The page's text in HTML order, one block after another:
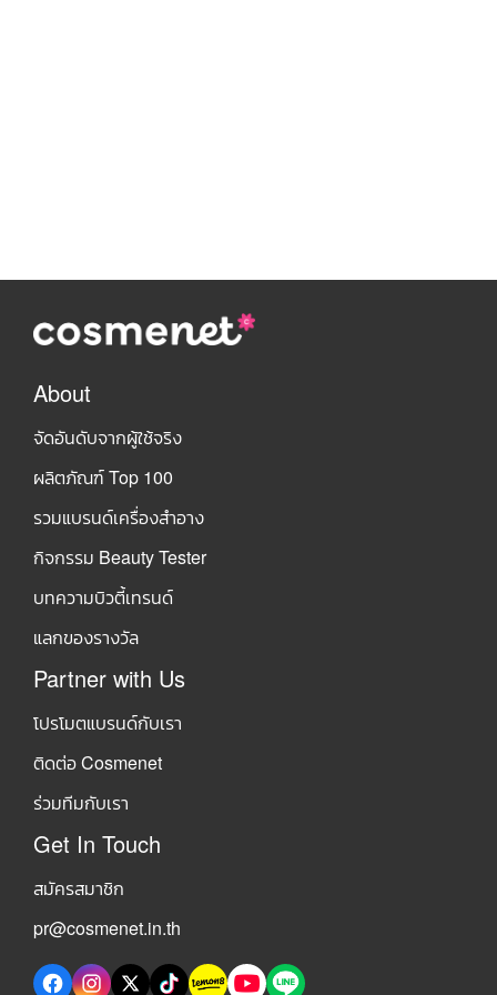
About
จัดอันดับจากผู้ใช้จริง
ผลิตภัณฑ์ Top 100
รวมแบรนด์เครื่องสำอาง
กิจกรรม Beauty Tester
บทความบิวตี้เทรนด์
แลกของรางวัล
Partner with Us
โปรโมตแบรนด์กับเรา
ติดต่อ Cosmenet
ร่วมทีมกับเรา
Get In Touch
สมัครสมาชิก
pr@cosmenet.in.th